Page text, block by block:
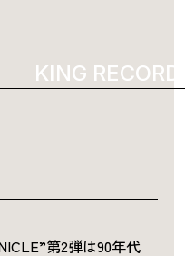
KING
第2弾は90年代